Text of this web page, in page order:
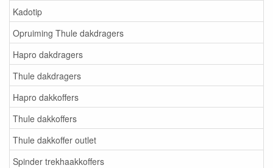
Kadotip
Opruiming Thule dakdragers
Hapro dakdragers
Thule dakdragers
Hapro dakkoffers
Thule dakkoffers
Thule dakkoffer outlet
Spinder trekhaakkoffers